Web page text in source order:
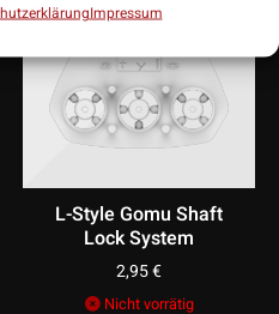
Impressum
Target Corona Vision
Licht – Dartboardlight
79,95€